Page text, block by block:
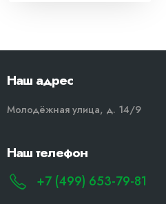
Наш адрес
Молодёжная улица, д. 14/9
Наш телефон
+7 (499) 653-79-81